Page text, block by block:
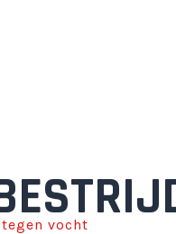
vocht